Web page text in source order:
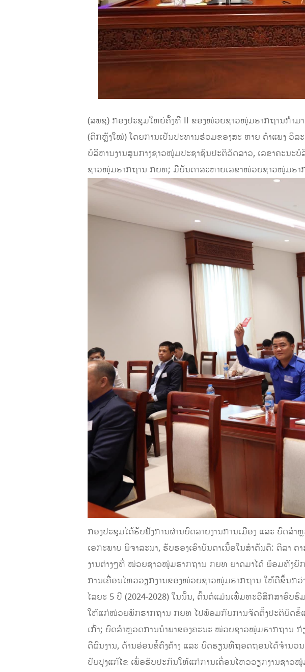
(ສພຊ) ກອງປະຊຸມໃຫຍ່ຄັ້ງທີ II ຂອງໜ່ວຍຊາວໜຸ່ມຮາກຖານກຳມ
(ຕຶກຫຼັງໃໝ່) ໂດຍການເປັນປະທານຮ່ວມຂອງສະ ຫາຍ ຄໍາແພງ
ບໍລິຫານງານສູນກາງຊາວໜຸ່ມປະຊາຊົນປະຕິວັດລາວ, ເລຂາຄະນະ
ຊາວໜຸ່ມຮາກຖານ ກຍທ; ມີບັນດາສະຫາຍເລຂາໜ່ວຍຊາວໜຸ່ມຮ
ກອງປະຊຸມໄດ້ຮັບຟັງການຜ່ານບົດລາຍງານການເມືອງ ແລະ ບົດ
ເອກະພາບ ພິຈາລະນາ, ຮັບຮອງເອົາບັນດາເນື້ອໃນສຳຄັນຄື: ຕີລາ
ງານຕ່າງໆທີ່ ໜ່ວຍຊາວໜຸ່ມຮາກຖານ ກຍທ ຍາດມາໄດ້ ພ້ອມທັງຍົ
ການເຄື່ອນໄຫວວຽກງານຂອງໜ່ວຍຊາວໜຸ່ມຮາກຖານ ໃຫ້ດີຂຶ້ນກ
ໄລຍະ 5 ປີ (2024-2028) ໃນນັ້ນ, ຕົ້ນຕໍແມ່ນເພີ່ມທະວີສຶກສາອົບ
ໃຫ້ແກ່ໜ່ວຍພັກຮາກຖານ ກຍທ ໄປພ້ອມກັບການຈັດຕັ້ງປະຕິບັດຂໍ້
ເກົ່າ; ບົດສຳຫຼວດການນຳພາຂອງຄະນະ ໜ່ວຍຊາວໜຸ່ມຮາກຖານ
ດີຜົນງານ, ດ້ານອ່ອນຂໍ້ຄົງຄ້າງ ແລະ ບົດຮຽນທີ່ຖອດຖອນໄດ້ຈຳ
ປັບປຸງແກ້ໄຂ ເພື່ອຮັບປະກັນໃຫ້ແກ່ການເຄື່ອນໄຫວວຽກງານຊາ